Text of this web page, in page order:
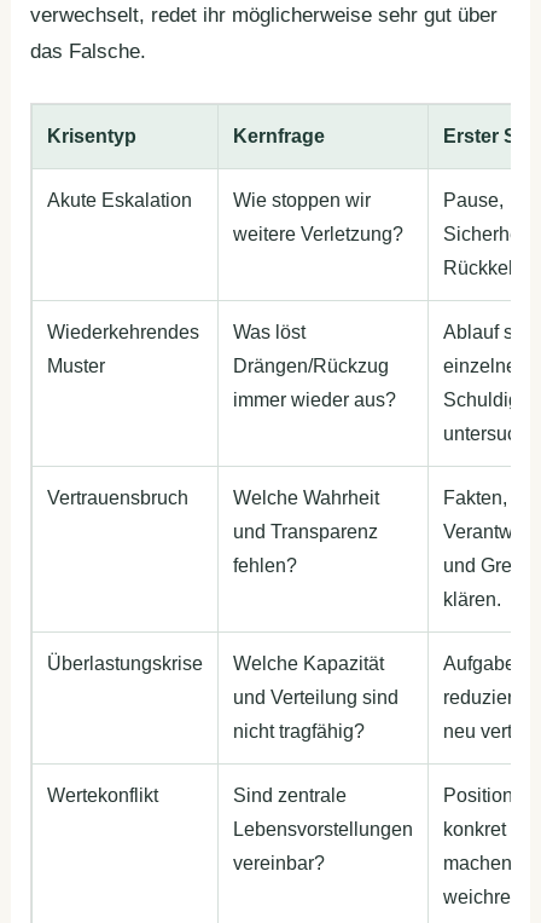
verwechselt, redet ihr möglicherweise sehr gut über
das Falsche.
Krisentyp Kernfrage Erster
Akute Eskalation
Wie stoppen wir
weitere Verletzung?
Pause,
Sicherheit,
Wiederkehrendes
Muster
Was löst
Drängen/Rückzug
immer wieder aus?
Ablauf statt
einzelnen
Schuldigen
Vertrauensbruch
Welche Wahrheit
und Transparenz
fehlen?
Fakten,
und
klären.
Überlastungskrise
Welche Kapazität
und Verteilung sind
nicht tragfähig?
Aufgaben
reduzieren
neu
Wertekonflikt
Sind zentrale
Lebensvorstellungen
vereinbar?
Positionen
konkret
machen,